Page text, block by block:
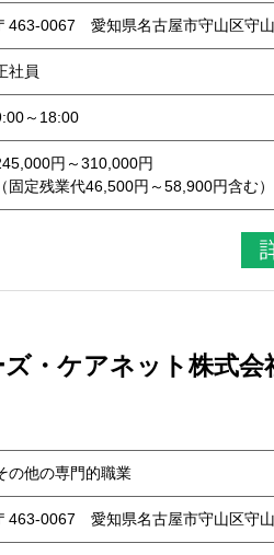
463-0067 愛知県名古屋市守山区守
社員
～18:00
円～310,000円
（固定残業代46,500円～58,900円含む）
・ケアネット株式会
の他の専門的職業
463-0067 愛知県名古屋市守山区守